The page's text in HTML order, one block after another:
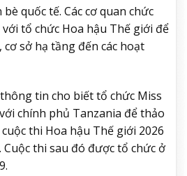
quốc tế. Các cơ quan chức
tổ chức Hoa hậu Thế giới để
cơ sở hạ tầng đến các hoạt
tin cho biết tổ chức Miss
chính phủ Tanzania để thảo
thi Hoa hậu Thế giới 2026
thi sau đó được tổ chức ở